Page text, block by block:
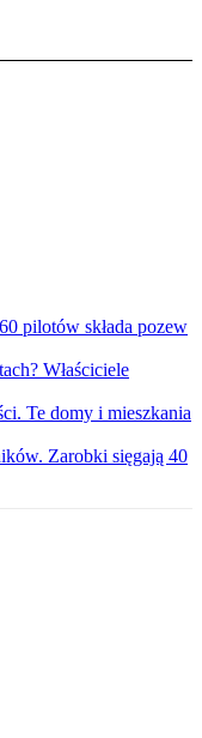
pilotów składa pozew
Właściciele
Te domy i mieszkania
Zarobki sięgają 40